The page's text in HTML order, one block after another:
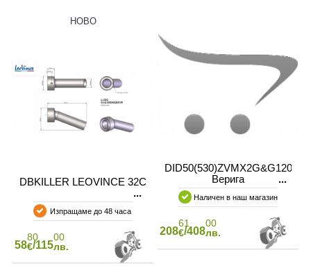
НОВО
DBKILLER LEOVINCE 32C
Изпращаме до 48 часа
58
80
€/115
00
лв.
DID50(530)ZVMX2G&G120
Верига
Наличен в наш магазин
208
61
€/408
00
лв.